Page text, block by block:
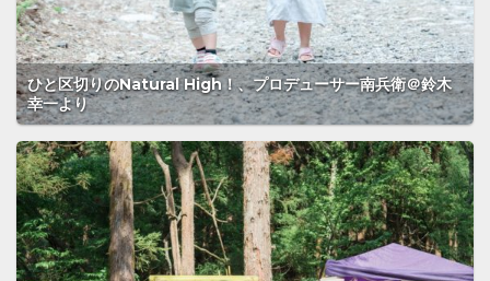
ひと区切りのNatural High！、プロデューサー南兵衛＠鈴木
幸一より